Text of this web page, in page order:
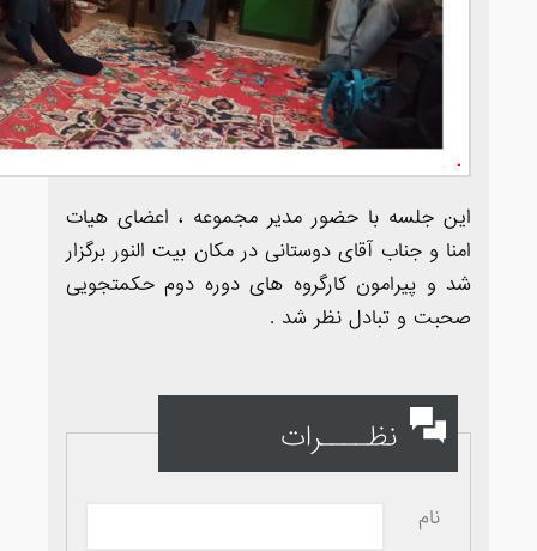
این جلسه با حضور مدیر مجموعه ، اعضای هیات
امنا و جناب آقای دوستانی در مکان بیت النور برگزار
شد و پیرامون کارگروه های دوره دوم حکمتجویی
صحبت و تبادل نظر شد .
نظــــرات
نام